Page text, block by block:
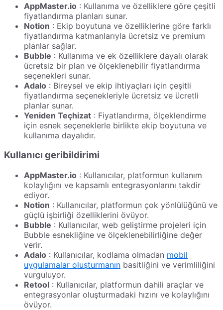
AppMaster.io : Kullanıma ve özelliklere göre çeşitli
fiyatlandırma planları sunar.
Notion : Ekip boyutuna ve özelliklerine göre farklı
fiyatlandırma katmanlarıyla ücretsiz ve premium
planlar sağlar.
Bubble : Kullanıma ve ek özelliklere dayalı olarak
ücretsiz bir plan ve ölçeklenebilir fiyatlandırma
seçenekleri sunar.
Adalo : Bireysel ve ekip ihtiyaçları için çeşitli
fiyatlandırma seçenekleriyle ücretsiz ve ücretli
planlar sunar.
Yeniden Teçhizat : Fiyatlandırma, ölçeklendirme
için esnek seçeneklerle birlikte ekip boyutuna ve
kullanıma dayalıdır.
Kullanıcı geribildirimi
AppMaster.io : Kullanıcılar, platformun kullanım
kolaylığını ve kapsamlı entegrasyonlarını takdir
ediyor.
Notion : Kullanıcılar, platformun çok yönlülüğünü ve
güçlü işbirliği özelliklerini övüyor.
Bubble : Kullanıcılar, web geliştirme projeleri için
Bubble esnekliğine ve ölçeklenebilirliğine değer
verir.
Adalo : Kullanıcılar, kodlama olmadan mobil
uygulamalar oluşturmanın basitliğini ve verimliliğini
vurguluyor.
Retool : Kullanıcılar, platformun dahili araçlar ve
entegrasyonlar oluşturmadaki hızını ve kolaylığını
övüyor.